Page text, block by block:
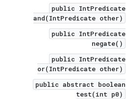
public IntPredicate
and(IntPredicate other)
public IntPredicate
negate()
public IntPredicate
or(IntPredicate other)
public abstract boolean
test(int p0)